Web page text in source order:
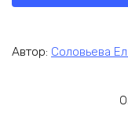
Автор: Соловьева